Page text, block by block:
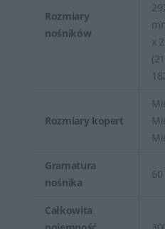
Rozmiary
nośników
x
Rozmiary kopert
Gramatura
nośnika
60
Całkowita